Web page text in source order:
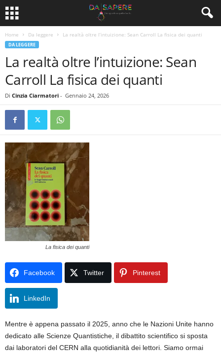
Home Da leggere La realtà oltre l’intuizione: Sean Carroll La fisica dei quanti
DA LEGGERE
La realtà oltre l’intuizione: Sean
Carroll La fisica dei quanti
Di Cinzia Ciarmatori - Gennaio 24, 2026
La fisica dei quanti
Facebook Twitter Pinterest
LinkedIn
Mentre è appena passato il 2025, anno che le Nazioni Unite hanno
dedicato alle Scienze Quantistiche, il dibattito scientifico si sposta
dai laboratori del CERN alla quotidianità dei lettori. Siamo ormai